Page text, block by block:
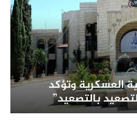
العسكرية وتؤكد
بالتصعيد”